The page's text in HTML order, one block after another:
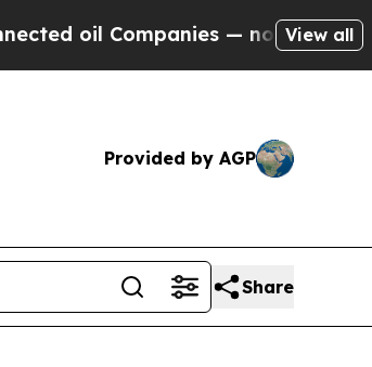
Companies — not Taxpayers —
View all
Provided by AGP
Share